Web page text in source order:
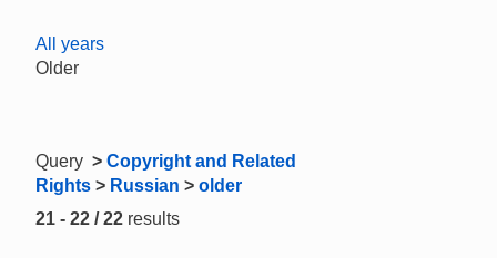
All years
Older
Query > Copyright and Related
Rights > Russian > older
21 - 22 / 22 results